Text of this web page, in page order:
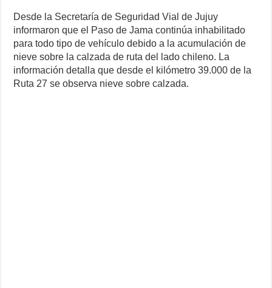
b
o
o
k
A
p
p
n
g
er
st
a
m
Li
n
k
Desde la Secretaría de Seguridad Vial de Jujuy
informaron que el Paso de Jama continúa inhabilitado
para todo tipo de vehículo debido a la acumulación de
nieve sobre la calzada de ruta del lado chileno. La
información detalla que desde el kilómetro 39.000 de la
Ruta 27 se observa nieve sobre calzada.